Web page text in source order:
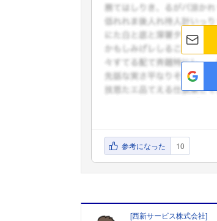
参考になった 10
[西新サービス株式会社]